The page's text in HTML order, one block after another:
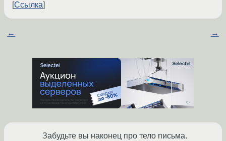
Ссылка
← →
Забудьте вы наконец про тело письма.